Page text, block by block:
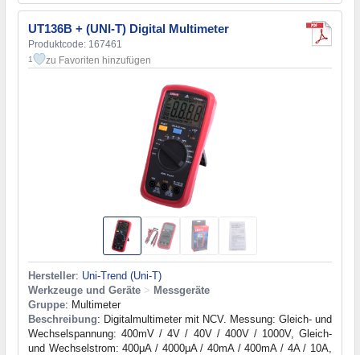
UT136B + (UNI-T) Digital Multimeter
Produktcode: 167461
1 zu Favoriten hinzufügen
Hersteller: Uni-Trend (Uni-T)
Werkzeuge und Geräte > Messgeräte
Gruppe: Multimeter
Beschreibung: Digitalmultimeter mit NCV. Messung: Gleich- und
Wechselspannung: 400mV / 4V / 40V / 400V / 1000V, Gleich-
und Wechselstrom: 400μA / 4000μA / 40mA / 400mA / 4A / 10A,